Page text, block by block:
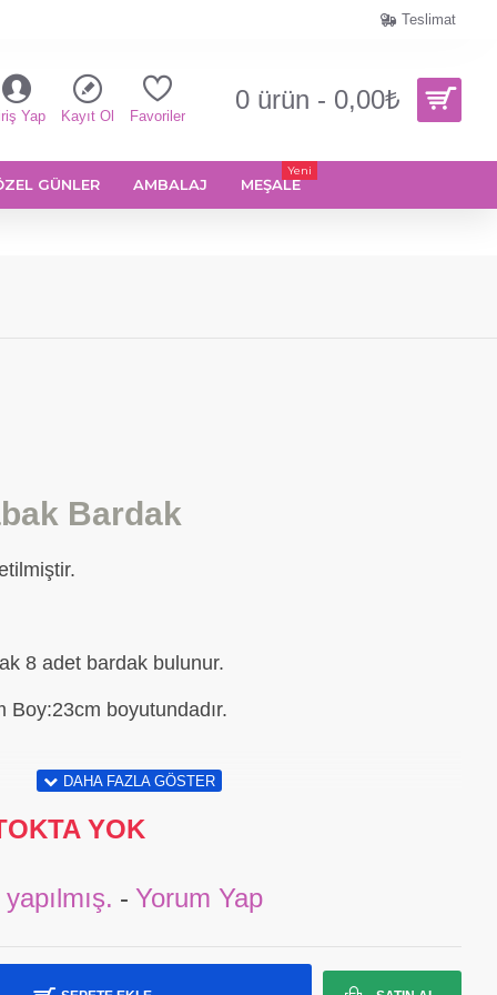
Teslimat
Yap Kayıt Ol Favoriler
0 ürün - 0,00₺
GÜNLER AMBALAJ MEŞALE
Yeni
Bardak
8 adet bardak bulunur.
Boy:23cm boyutundadır.
YOK
- Yorum Yap